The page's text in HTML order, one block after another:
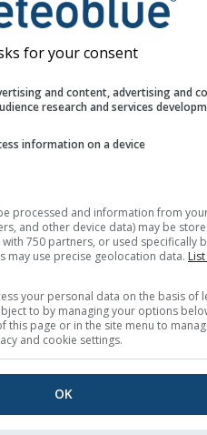
for your consent
and content, advertising and
research and services
information on a device
processed and information from
and other device data) may be
750 partners, or used specifically
may use precise geolocation data.
your personal data on the basis of
to by managing your options
this page or in the site menu to
and cookie settings.
OK